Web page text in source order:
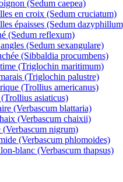
(Sedum caepea)
en croix (Sedum cruciatum)
épaisses (Sedum
(Sedum reflexum)
(Sedum sexangulare)
(Sibbaldia procumbens)
(Triglochin maritimum)
(Triglochin palustre)
(Trollius americanus)
asiaticus)
(Verbascum blattaria)
(Verbascum chaixii)
nigrum)
(Verbascum phlomoides)
blanc (Verbascum thapsus)